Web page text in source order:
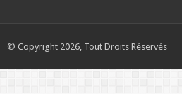
© Copyright 2026, Tout Droits Réservés